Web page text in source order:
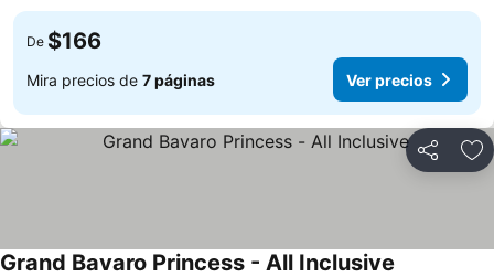
De $166
Mira precios de 7 páginas Ver precios
Compartir
Grand Bavaro Princess - All Inclusive